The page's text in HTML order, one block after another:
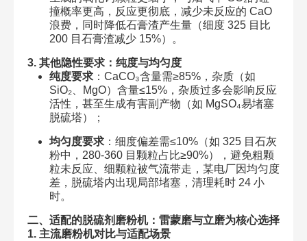
撞概率更高，反应更彻底，减少未反应的 CaO
浪费，同时降低石膏渣产生量（细度 325 目比
200 目石膏渣减少 15%）。
3. 其他隐性要求：纯度与均匀度
纯度要求：CaCO₃含量需≥85%，杂质（如
SiO₂、MgO）含量≤15%，杂质过多会影响反应
活性，甚至生成有害副产物（如 MgSO₄易堵塞
脱硫塔）；
均匀度要求：细度偏差需≤10%（如 325 目石灰
粉中，280-360 目颗粒占比≥90%），避免粗颗
粒未反应、细颗粒被气流带走，某电厂因均匀度
差，脱硫塔内出现局部堵塞，清理耗时 24 小
时。
二、适配的脱硫剂磨粉机：雷蒙磨与立磨为核心选择
1. 主流磨粉机对比与适配场景